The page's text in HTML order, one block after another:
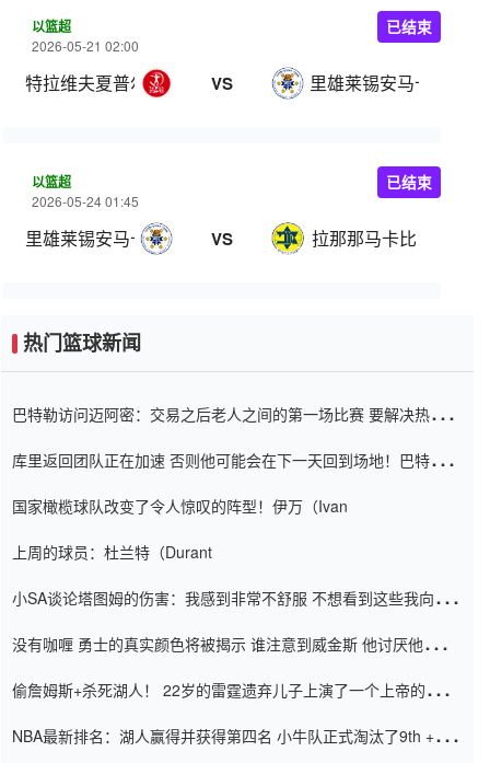
以篮超
2026-05-21 02:00
特拉维夫夏普尔 VS 里雄莱锡安马卡比
已结束
以篮超
2026-05-24 01:45
里雄莱锡安马卡比 VS 拉那那马卡比
已结束
热门篮球新闻
巴特勒访问迈阿密：交易之后老人之间的第一场比赛 要解决热情的
库里返回团队正在加速 否则他可能会在下一天回到场地！巴特勒迈
国家橄榄球队改变了令人惊叹的阵型！伊万（Ivan
上周的球员：杜兰特（Durant
小SA谈论塔图姆的伤害：我感到非常不舒服 不想看到这些我向他
没有咖喱 勇士的真实颜色将被揭示 谁注意到威金斯 他讨厌他的老
偷詹姆斯+杀死湖人！ 22岁的雷霆遗弃儿子上演了一个上帝的剧
NBA最新排名：湖人赢得并获得第四名 小牛队正式淘汰了9th + 76